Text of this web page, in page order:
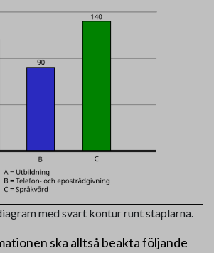
med svart kontur runt staplarna.
ska alltså beakta följande